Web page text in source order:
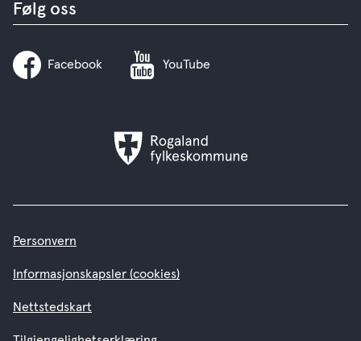
Følg oss
Facebook YouTube
Rogaland
fylkeskommune
Personvern
Informasjonskapsler (cookies)
Nettstedskart